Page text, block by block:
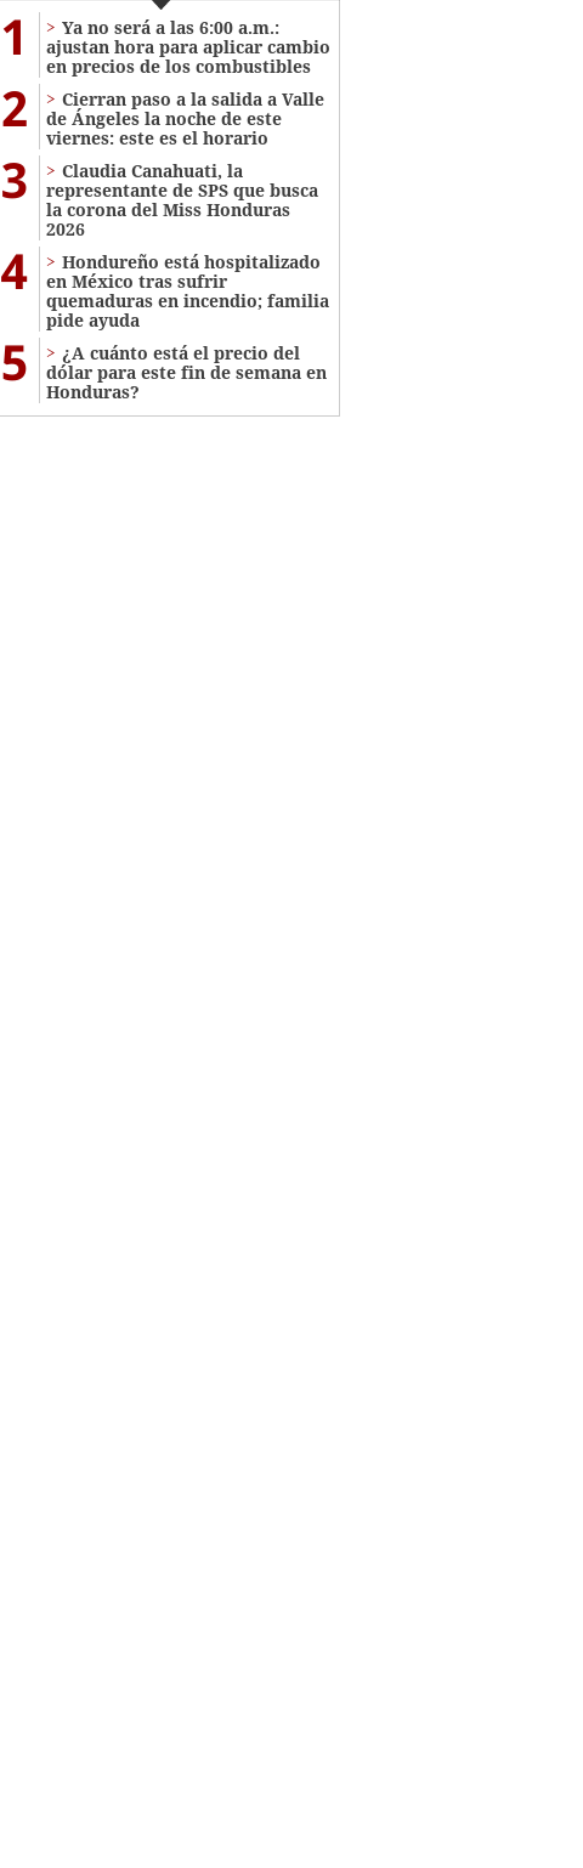
1
Ya no será a las 6:00 a.m.:
ajustan hora para aplicar cambio
en precios de los combustibles
2
Cierran paso a la salida a Valle
de Ángeles la noche de este
viernes: este es el horario
3
Claudia Canahuati, la
representante de SPS que busca
la corona del Miss Honduras
2026
4
Hondureño está hospitalizado
en México tras sufrir
quemaduras en incendio; familia
pide ayuda
5
¿A cuánto está el precio del
dólar para este fin de semana en
Honduras?